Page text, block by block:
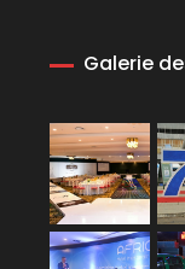
Galerie